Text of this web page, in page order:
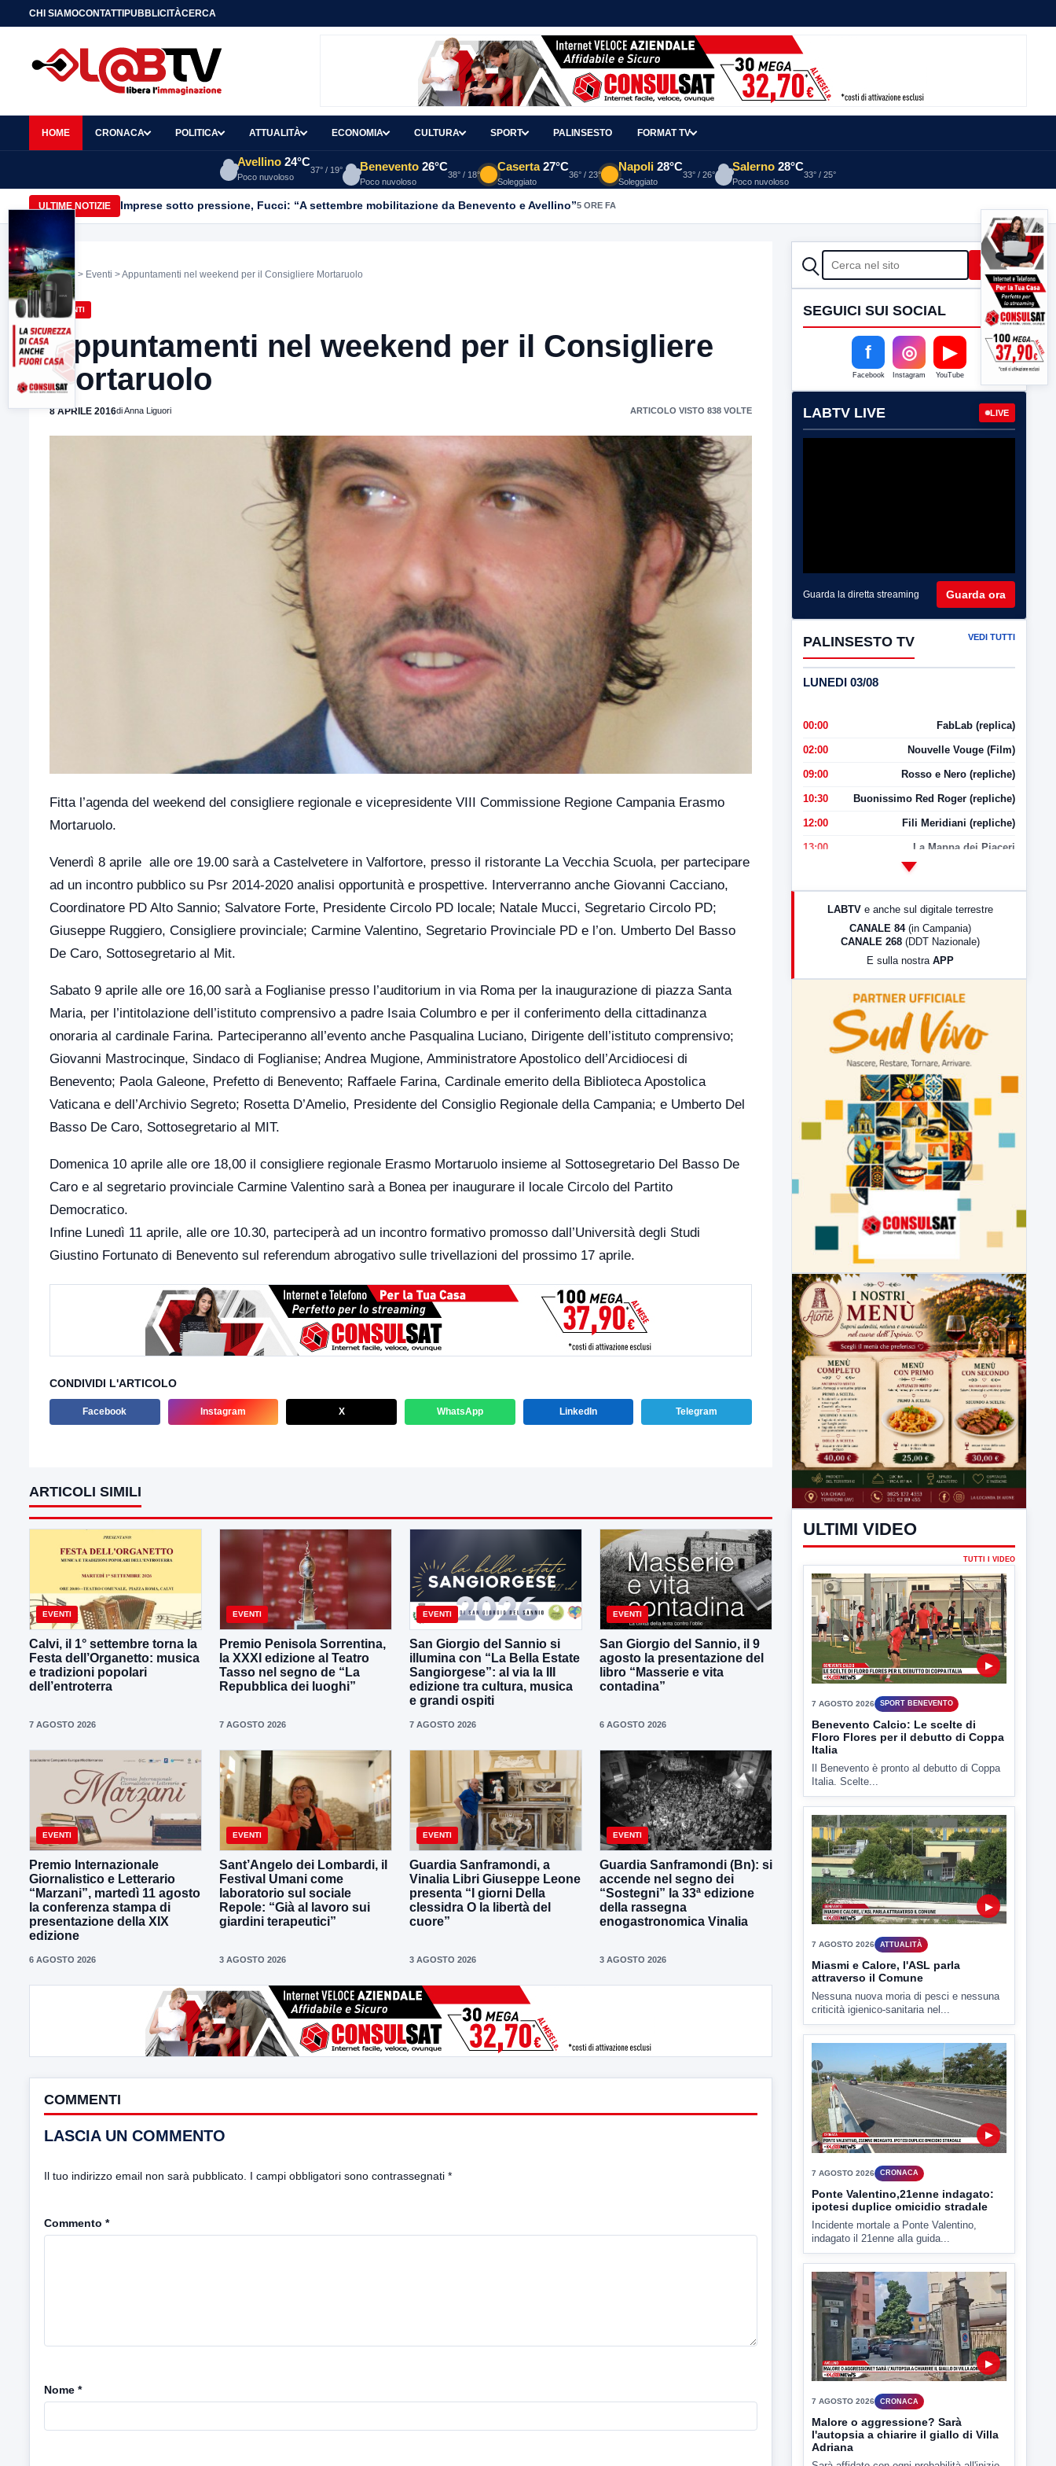
CHI SIAMOCONTATTIPUBBLICITÀCERCA
HOME CRONACA POLITICA ATTUALITÀ ECONOMIA CULTURA SPORT PALINSESTO FORMAT TV
Avellino 24°C
Poco nuvoloso
37° / 19° Benevento 26°C
Poco nuvoloso
38° / 18°
Caserta 27°C
Soleggiato
36° / 23°
Napoli 28°C
Soleggiato
33° / 26°
Salerno 28°C
Poco nuvoloso
33° / 25°
ULTIME NOTIZIE Imprese sotto pressione, Fucci: “A settembre mobilitazione da Benevento e Avellino”5 ORE FA
Home > Eventi > Appuntamenti nel weekend per il Consigliere Mortaruolo
EVENTI
Appuntamenti nel weekend per il Consigliere
Mortaruolo
8 APRILE 2016di Anna Liguori ARTICOLO VISTO 838 VOLTE
Fitta l’agenda del weekend del consigliere regionale e vicepresidente VIII Commissione Regione Campania Erasmo
Mortaruolo.
Venerdì 8 aprile alle ore 19.00 sarà a Castelvetere in Valfortore, presso il ristorante La Vecchia Scuola, per partecipare
ad un incontro pubblico su Psr 2014-2020 analisi opportunità e prospettive. Interverranno anche Giovanni Cacciano,
Coordinatore PD Alto Sannio; Salvatore Forte, Presidente Circolo PD locale; Natale Mucci, Segretario Circolo PD;
Giuseppe Ruggiero, Consigliere provinciale; Carmine Valentino, Segretario Provinciale PD e l’on. Umberto Del Basso
De Caro, Sottosegretario al Mit.
Sabato 9 aprile alle ore 16,00 sarà a Foglianise presso l’auditorium in via Roma per la inaugurazione di piazza Santa
Maria, per l’intitolazione dell’istituto comprensivo a padre Isaia Columbro e per il conferimento della cittadinanza
onoraria al cardinale Farina. Parteciperanno all’evento anche Pasqualina Luciano, Dirigente dell’istituto comprensivo;
Giovanni Mastrocinque, Sindaco di Foglianise; Andrea Mugione, Amministratore Apostolico dell’Arcidiocesi di
Benevento; Paola Galeone, Prefetto di Benevento; Raffaele Farina, Cardinale emerito della Biblioteca Apostolica
Vaticana e dell’Archivio Segreto; Rosetta D’Amelio, Presidente del Consiglio Regionale della Campania; e Umberto Del
Basso De Caro, Sottosegretario al MIT.
Domenica 10 aprile alle ore 18,00 il consigliere regionale Erasmo Mortaruolo insieme al Sottosegretario Del Basso De
Caro e al segretario provinciale Carmine Valentino sarà a Bonea per inaugurare il locale Circolo del Partito
Democratico.
Infine Lunedì 11 aprile, alle ore 10.30, parteciperà ad un incontro formativo promosso dall’Università degli Studi
Giustino Fortunato di Benevento sul referendum abrogativo sulle trivellazioni del prossimo 17 aprile.
CONDIVIDI L'ARTICOLO
Facebook Instagram X WhatsApp LinkedIn Telegram
ARTICOLI SIMILI
EVENTI
Calvi, il 1° settembre torna la
Festa dell’Organetto: musica
e tradizioni popolari
dell’entroterra
7 AGOSTO 2026
EVENTI
Premio Penisola Sorrentina,
la XXXI edizione al Teatro
Tasso nel segno de “La
Repubblica dei luoghi”
7 AGOSTO 2026
EVENTI
San Giorgio del Sannio si
illumina con “La Bella Estate
Sangiorgese”: al via la III
edizione tra cultura, musica
e grandi ospiti
7 AGOSTO 2026
EVENTI
San Giorgio del Sannio, il 9
agosto la presentazione del
libro “Masserie e vita
contadina”
6 AGOSTO 2026
EVENTI
Premio Internazionale
Giornalistico e Letterario
“Marzani”, martedì 11 agosto
la conferenza stampa di
presentazione della XIX
edizione
6 AGOSTO 2026
EVENTI
Sant’Angelo dei Lombardi, il
Festival Umani come
laboratorio sul sociale
Repole: “Già al lavoro sui
giardini terapeutici”
3 AGOSTO 2026
EVENTI
Guardia Sanframondi, a
Vinalia Libri Giuseppe Leone
presenta “I giorni Della
clessidra O la libertà del
cuore”
3 AGOSTO 2026
EVENTI
Guardia Sanframondi (Bn): si
accende nel segno dei
“Sostegni” la 33ª edizione
della rassegna
enogastronomica Vinalia
3 AGOSTO 2026
COMMENTI
LASCIA UN COMMENTO
Il tuo indirizzo email non sarà pubblicato. I campi obbligatori sono contrassegnati *
Commento *
Nome *
CERCA Cerca
SEGUICI SUI SOCIAL
f
Facebook
◎
Instagram
▶
YouTube
LABTV LIVE LIVE
Guarda la diretta streaming Guarda ora
PALINSESTO TV VEDI TUTTI
LUNEDI 03/08
00:00 FabLab (replica)
02:00 Nouvelle Vouge (Film)
09:00 Rosso e Nero (repliche)
10:30 Buonissimo Red Roger (repliche)
12:00 Fili Meridiani (repliche)
13:00 La Mappa dei Piaceri
LabNews (Diretta)
LabNews (replica)
LABTV e anche sul digitale terrestre
CANALE 84 (in Campania)
CANALE 268 (DDT Nazionale)
E sulla nostra APP
ULTIMI VIDEO
TUTTI I VIDEO
7 AGOSTO 2026
Benevento Calcio: Le scelte di
Floro Flores per il debutto di Coppa
Italia
Il Benevento è pronto al debutto di Coppa
Italia. Scelte...
Miasmi e Calore, l'ASL parla
attraverso il Comune
Nessuna nuova moria di pesci e nessuna
criticità igienico-sanitaria nel...
▶
Ponte Valentino,21enne indagato:
ipotesi duplice omicidio stradale
Incidente mortale a Ponte Valentino,
indagato il 21enne alla guida...
7 AGOSTO 2026 CRONACA